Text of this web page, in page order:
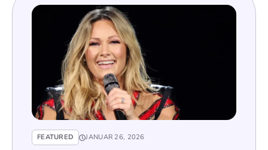
FEATURED JANUAR 26, 2026